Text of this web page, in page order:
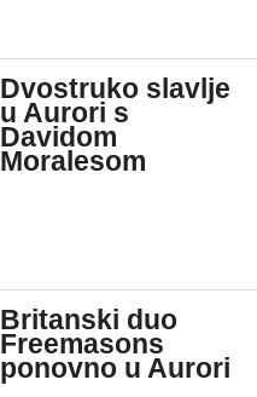
Dvostruko slavlje
u Aurori s
Davidom
Moralesom
Britanski duo
Freemasons
ponovno u Aurori